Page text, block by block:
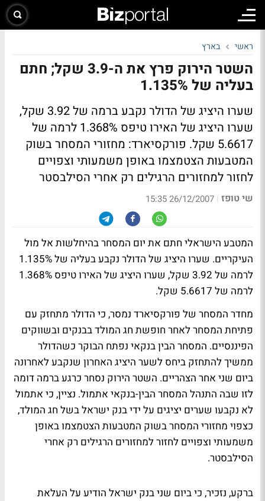
ראשי בארץ
השטר הירוק פרץ את ה-3.9 שקל; חתם
בעליה של 1.135%
שערו היציג של הדולר נקבע ברמה של 3.92 שקל,
שערו היציג של האירו טיפס 1.368% לרמה של
5.6617 שקל. פורקסיארד: מחזורי המסחר בשוק
המטבעות הצטמצמו באופן משמעותי וצפויים
לחזור למחזורים הרגילים רק אחרי הסילבסטר
שי טופז |
26/12/2007 15:35
המטבע הישראלי חתם את יום המסחר בהיחלשות אל מול
העיקריים. שערו היציג של הדולר נקבע בעליה של 1.135%
לרמה של 3.92 שקל, שערו היציג של האירו טיפס 1.368%
לרמה של 5.6617 שקל.
מחדר המסחר של פורקסיארד נמסר, כי הדולר מתחזק עם
פתיחת המסחר לאחר חופשת חג המולד בבנקים ובשווקים
הפיננסיים. המסחר הבין בנקאי נפתח הבוקר כשהדולר
ממשיך להתחזק ביחס לשער היציג האחרון שנקבע לאחרונה
ביום שני אחר הצהריים. השטר הירוק נסחר כרגע ברמה דומה
לזו שבה התנהל המסחר הבין-בנקאי אתמול. נציין, כי אתמול
לא נקבעו שערים יציגים על ידי בנק ישראל בשל חג המולד,
כצפוי מחזורי המסחר בשוק המטבעות הצטמצמו באופן
משמעותי וצפויים לחזור למחזורים הרגילים רק אחרי
הסילבסטר.
ברקע, נזכיר, כי ביום שני בנק ישראל הודיע על העלאת